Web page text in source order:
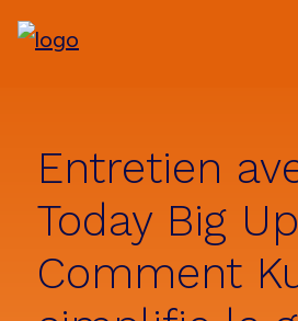
Entretien
Today Big
Comment